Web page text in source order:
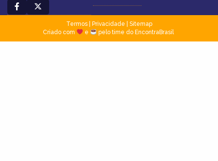
Termos| Privacidade
Sitemap
Criado com
e pelo time do EncontraBrasil